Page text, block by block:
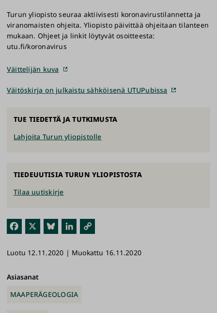
Fac
ok
Blu
y
Link
n
link
Turun yliopisto seuraa aktiivisesti koronavirustilannetta ja
viranomaisten ohjeita. Yliopisto päivittää ohjeitaan tilanteen
mukaan. Ohjeet ja linkit löytyvät osoitteesta:
utu.fi/koronavirus
Väittelijän kuva
Väitöskirja on julkaistu sähköisenä UTUPubissa
TUE TIEDETTÄ JA TUTKIMUSTA
Lahjoita Turun yliopistolle
TIEDEUUTISIA TURUN YLIOPISTOSTA
Tilaa uutiskirje
Luotu 12.11.2020 | Muokattu 16.11.2020
Asiasanat
MAAPERÄGEOLOGIA